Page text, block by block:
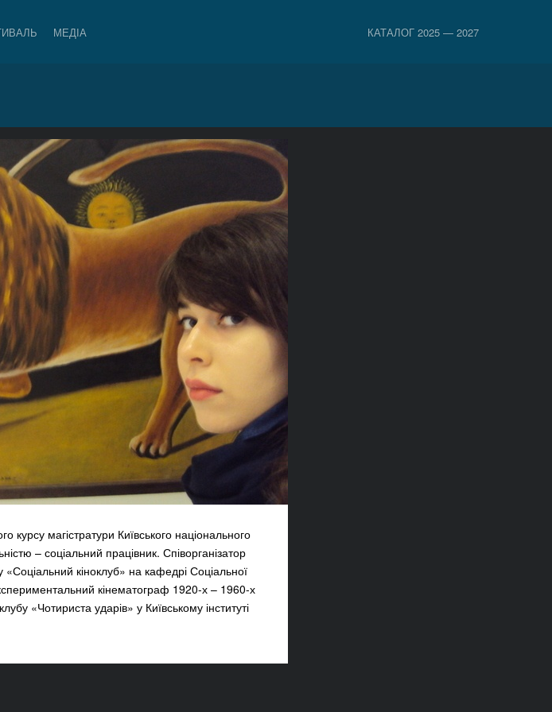
МЕДІА КАТАЛОГ 2025 — 2027
курсу магістратури Київського національного
– соціальний працівник. Співорганізатор
«Соціальний кіноклуб» на кафедрі Соціальної
кінематограф 1920-х – 1960-х
«Чотириста ударів» у Київському інституті